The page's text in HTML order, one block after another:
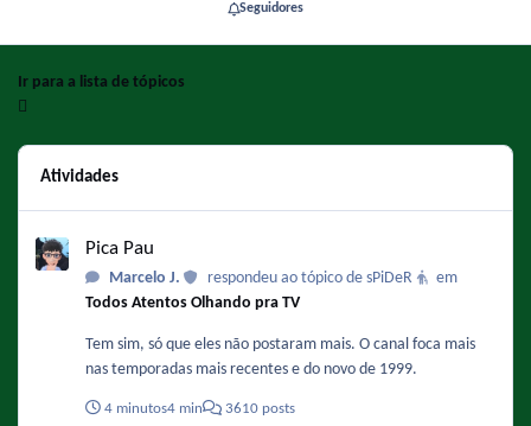
Seguidores
Ir para a lista de tópicos
Atividades
Pica Pau
Marcelo J. respondeu ao tópico de sPiDeR
em
Todos Atentos Olhando pra TV
Tem sim, só que eles não postaram mais. O canal foca mais
nas temporadas mais recentes e do novo de 1999.
4 minutos4 min 3610 posts